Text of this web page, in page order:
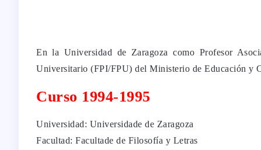
En la Universidad de Zaragoza como Profesor
Universitario (FPI/FPU) del Ministerio de Educación y
Curso 1994-1995
Universidad: Universidade de Zaragoza
Facultad: Facultade de Filosofía y Letras